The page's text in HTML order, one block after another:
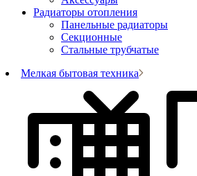
Радиаторы отопления
Панельные радиаторы
Секционные
Стальные трубчатые
Мелкая бытовая техника